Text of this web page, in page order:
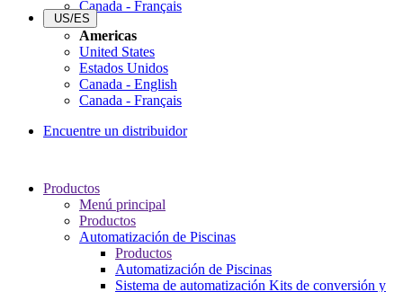
Canada - Français
US/ES
Americas
United States
Estados Unidos
Canada - English
Canada - Français
Encuentre un distribuidor
Productos
Menú principal
Productos
Automatización de Piscinas
Productos
Automatización de Piscinas
Sistema de automatización Kits de conversión y